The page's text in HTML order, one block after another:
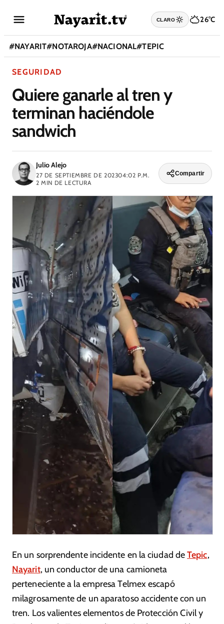
CLARO 26°C
#NAYARIT#NOTAROJA#NACIONAL#TEPIC
SEGURIDAD
Quiere ganarle al tren y
terminan haciéndole
sandwich
Julio Alejo
27 DE SEPTIEMBRE DE 202304:02 P.M.
2 MIN DE LECTURA
Compartir
En un sorprendente incidente en la ciudad deTepic,
Nayarit, un conductor de una camioneta
perteneciente a la empresa Telmex escapó
milagrosamente de un aparatoso accidente con un
tren. Los valientes elementos de Protección Civil y